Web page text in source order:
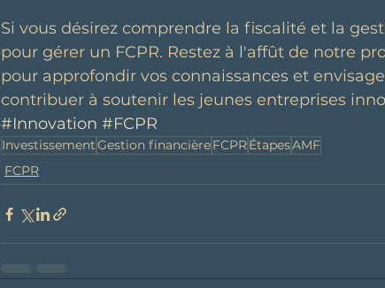
Si vous désirez comprendre la fiscalité et la
pour gérer un FCPR. Restez à l'affût de notre
pour approfondir vos connaissances et
contribuer à soutenir les jeunes entreprises
#Innovation #FCPR
InvestissementGestion financièreFCPRÉtapesAMF
FCPR